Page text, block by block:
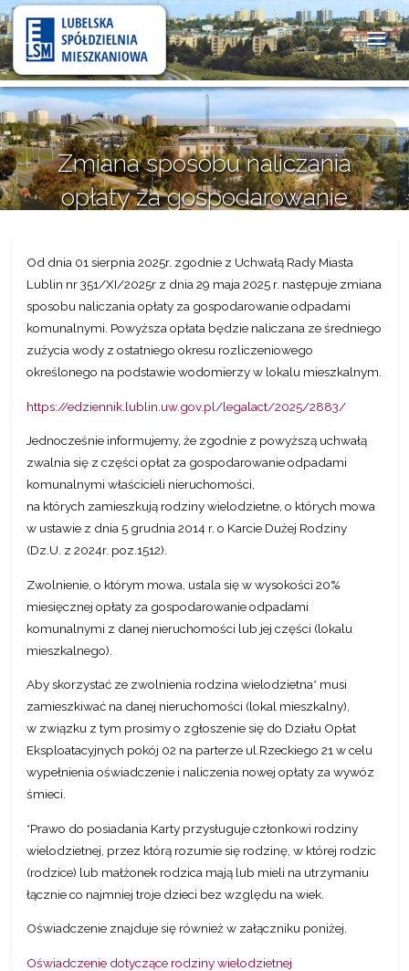
Lubelska
Spółdzielnia
Mieszkaniowa
Zmiana sposobu naliczania
opłaty za gospodarowanie
26 czerwca 2025
Od dnia 01 sierpnia 2025r. zgodnie z Uchwałą Rady Miasta
Lublin nr 351/XI/2025r z dnia 29 maja 2025 r. następuje zmiana
sposobu naliczania opłaty za gospodarowanie odpadami
komunalnymi. Powyższa opłata będzie naliczana ze średniego
zużycia wody z ostatniego okresu rozliczeniowego
określonego na podstawie wodomierzy w lokalu mieszkalnym.
https://edziennik.lublin.uw.gov.pl/legalact/2025/2883/
Jednocześnie informujemy, że zgodnie z powyższą uchwałą
zwalnia się z części opłat za gospodarowanie odpadami
komunalnymi właścicieli nieruchomości,
na których zamieszkują rodziny wielodzietne, o których mowa
w ustawie z dnia 5 grudnia 2014 r. o Karcie Dużej Rodziny
(Dz.U. z 2024r. poz.1512).
Zwolnienie, o którym mowa, ustala się w wysokości 20%
miesięcznej opłaty za gospodarowanie odpadami
komunalnymi z danej nieruchomości lub jej części (lokalu
mieszkalnego).
Aby skorzystać ze zwolnienia rodzina wielodzietna* musi
zamieszkiwać na danej nieruchomości (lokal mieszkalny),
w związku z tym prosimy o zgłoszenie się do Działu Opłat
Eksploatacyjnych pokój 02 na parterze ul.Rzeckiego 21 w celu
wypełnienia oświadczenie i naliczenia nowej opłaty za wywóz
śmieci.
*Prawo do posiadania Karty przysługuje członkowi rodziny
wielodzietnej, przez którą rozumie się rodzinę, w której rodzic
(rodzice) lub małżonek rodzica mają lub mieli na utrzymaniu
łącznie co najmniej troje dzieci bez względu na wiek.
Oświadczenie znajduje się również w załączniku poniżej.
Oświadczenie dotyczące rodziny wielodzietnej